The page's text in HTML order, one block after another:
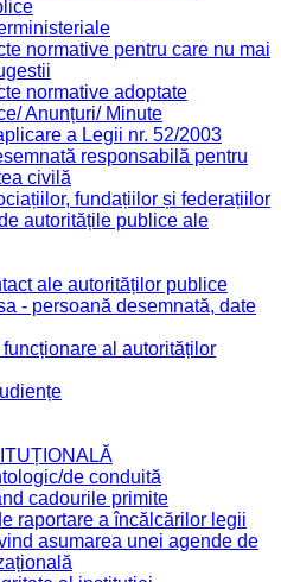
normative pentru care nu mai
normative adoptate
Anunțuri/ Minute
a Legii nr. 52/2003
responsabilă pentru
civilă
fundațiilor și federațiilor
autoritățile publice ale
ale autorităților publice
- persoană desemnată, date
al autorităților
de conduită
cadourile primite
raportare a încălcărilor legii
asumarea unei agende de